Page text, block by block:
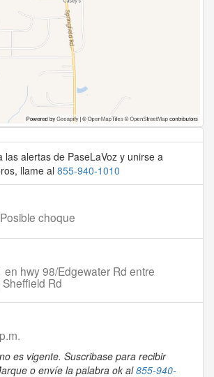
las alertas de PaseLaVoz y unirse a
llame al 855-940-1010
Posible choque
en hwy 98/Edgewater Rd entre
Rd
es vigente. Suscribase para recibir
o envíe la palabra ok al855-940-